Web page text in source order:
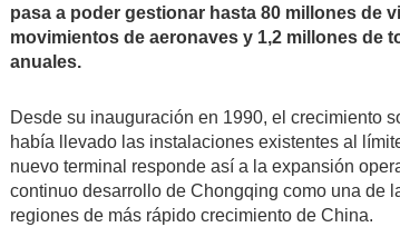
pasa a poder gestionar hasta 80 millones de
movimientos de aeronaves y 1,2 millones de
anuales.
Desde su inauguración en 1990, el crecimiento
había llevado las instalaciones existentes al
nuevo terminal responde así a la expansión
continuo desarrollo de Chongqing como una de
regiones de más rápido crecimiento de China.